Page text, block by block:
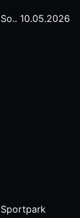
So.. 10.05.2026
Sportpark